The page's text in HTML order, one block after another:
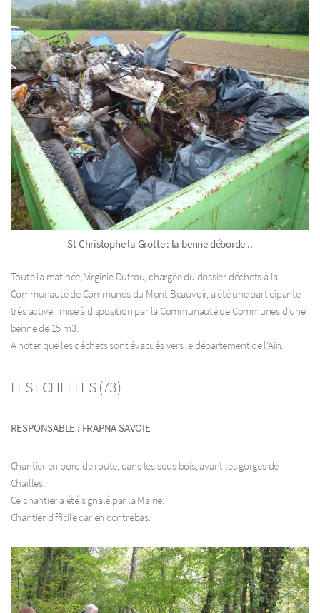
St Christophe la Grotte : la benne déborde ..
Toute la matinée, Virginie Dufrou, chargée du dossier déchets à la
Communauté de Communes du Mont Beauvoir, a été une participante
très active : mise à disposition par la Communauté de Communes d’une
benne de 15 m3.
A noter que les déchets sont évacués vers le département de l’Ain.
LES ECHELLES (73)
RESPONSABLE : FRAPNA SAVOIE
Chantier en bord de route, dans les sous bois, avant les gorges de
Chailles.
Ce chantier a été signalé par la Mairie.
Chantier difficile car en contrebas.